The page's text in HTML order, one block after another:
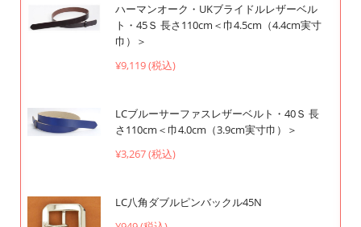
ハーマンオーク・UKブライドルレザーベル
ト・45Ｓ 長さ110cm＜巾4.5cm（4.4cm実寸
巾）＞
¥9,119 (税込)
LCブルーサーファスレザーベルト・40Ｓ 長
さ110cm＜巾4.0cm（3.9cm実寸巾）＞
¥3,267 (税込)
LC八角ダブルピンバックル45N